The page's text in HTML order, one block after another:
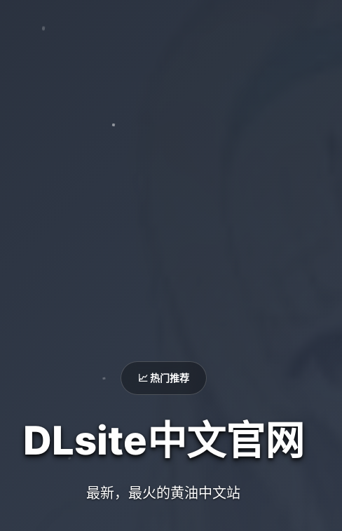
📈 热门推荐
DLsite中文官网
最新，最火的黄油中文站